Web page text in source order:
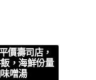
價壽司店，
，海鮮份量
噌湯